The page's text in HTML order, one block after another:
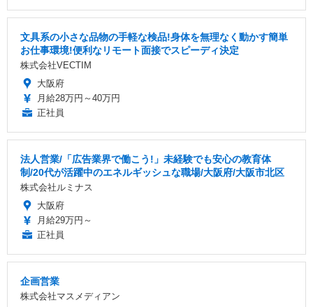
文具系の小さな品物の手軽な検品!身体を無理なく動かす簡単
お仕事環境!便利なリモート面接でスピーディ決定
株式会社VECTIM
大阪府
月給28万円～40万円
正社員
法人営業/「広告業界で働こう!」未経験でも安心の教育体
制/20代が活躍中のエネルギッシュな職場/大阪府/大阪市北区
株式会社ルミナス
大阪府
月給29万円～
正社員
企画営業
株式会社マスメディアン